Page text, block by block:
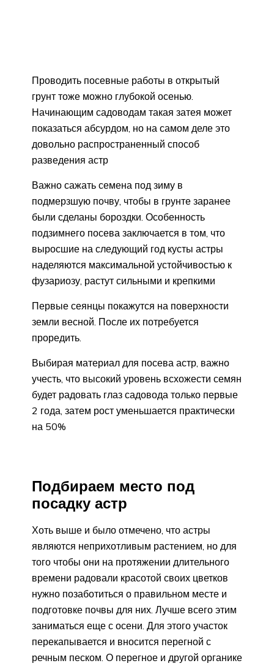
Проводить посевные работы в открытый
грунт тоже можно глубокой осенью.
Начинающим садоводам такая затея может
показаться абсурдом, но на самом деле это
довольно распространенный способ
разведения астр
Важно сажать семена под зиму в
подмерзшую почву, чтобы в грунте заранее
были сделаны бороздки. Особенность
подзимнего посева заключается в том, что
выросшие на следующий год кусты астры
наделяются максимальной устойчивостью к
фузариозу, растут сильными и крепкими
Первые сеянцы покажутся на поверхности
земли весной. После их потребуется
проредить.
Выбирая материал для посева астр, важно
учесть, что высокий уровень всхожести семян
будет радовать глаз садовода только первые
2 года, затем рост уменьшается практически
на 50%
Подбираем место под
посадку астр
Хоть выше и было отмечено, что астры
являются неприхотливым растением, но для
того чтобы они на протяжении длительного
времени радовали красотой своих цветков
нужно позаботиться о правильном месте и
подготовке почвы для них. Лучше всего этим
заниматься еще с осени. Для этого участок
перекапывается и вносится перегной с
речным песком. О перегное и другой органике